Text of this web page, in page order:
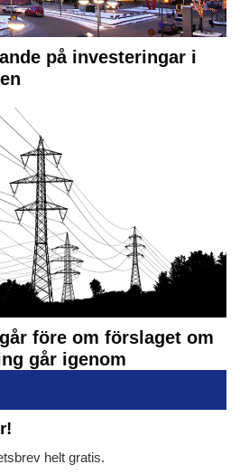
på investeringar i
före om förslaget om
går igenom
helt gratis.